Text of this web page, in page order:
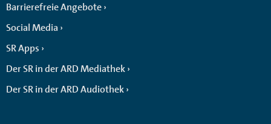
Barrierefreie Angebote
Social Media
SR Apps
Der SR in der ARD Mediathek
Der SR in der ARD Audiothek